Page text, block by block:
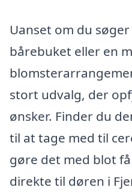
Uanset om du
bårebuket eller en
stort udvalg, der
ønsker. Finder du
til at tage med til
gøre det med blot
direkte til døren i